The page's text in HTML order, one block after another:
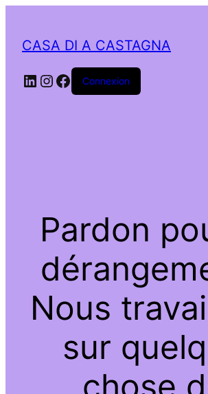
CASA DI A CASTAGNA
LinkedIn
Instagram
Facebook
Connexion
Pardon
Nous
sur